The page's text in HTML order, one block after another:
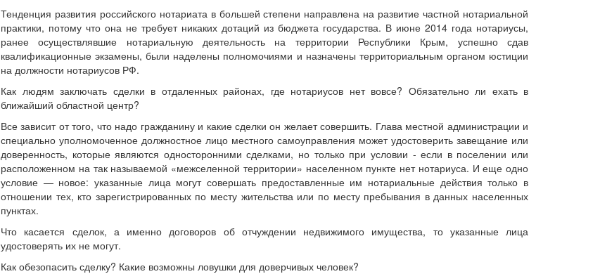
Тенденция развития российского нотариата в большей степени направлена на развитие частной нотариальной
практики, потому что она не требует никаких дотаций из бюджета государства. В июне 2014 года нотариусы,
ранее осуществлявшие нотариальную деятельность на территории Республики Крым, успешно сдав
квалификационные экзамены, были наделены полномочиями и назначены территориальным органом юстиции
на должности нотариусов РФ.
Как людям заключать сделки в отдаленных районах, где нотариусов нет вовсе? Обязательно ли ехать в
ближайший областной центр?
Все зависит от того, что надо гражданину и какие сделки он желает совершить. Глава местной администрации и
специально уполномоченное должностное лицо местного самоуправления может удостоверить завещание или
доверенность, которые являются односторонними сделками, но только при условии - если в поселении или
расположенном на так называемой «межселенной территории» населенном пункте нет нотариуса. И еще одно
условие — новое: указанные лица могут совершать предоставленные им нотариальные действия только в
отношении тех, кто зарегистрированных по месту жительства или по месту пребывания в данных населенных
пунктах.
Что касается сделок, а именно договоров об отчуждении недвижимого имущества, то указанные лица
удостоверять их не могут.
Как обезопасить сделку? Какие возможны ловушки для доверчивых человек?